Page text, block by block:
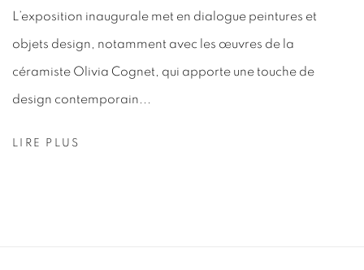
L’exposition inaugurale met en dialogue peintures et
objets design, notamment avec les œuvres de la
céramiste Olivia Cognet, qui apporte une touche de
design contemporain...
LIRE PLUS